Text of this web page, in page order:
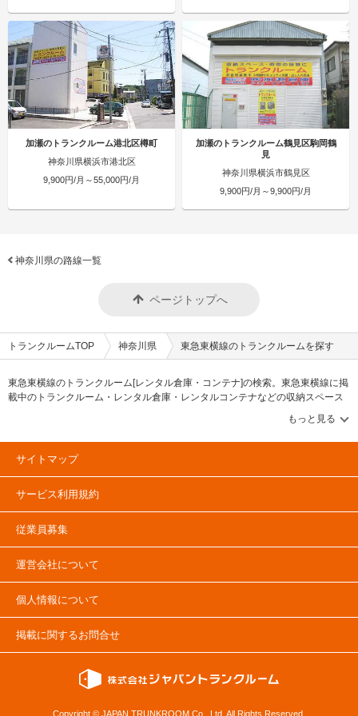
加瀬のトランクルーム港北区樽町
神奈川県横浜市港北区
9,900円/月～55,000円/月
加瀬のトランクルーム鶴見区駒岡鶴
見
神奈川県横浜市鶴見区
9,900円/月～9,900円/月
神奈川県の路線一覧
ページトップへ
トランクルームTOP 神奈川県 東急東横線のトランクルームを探す
東急東横線のトランクルーム[レンタル倉庫・コンテナ]の検索。東急東横線に掲
載中のトランクルーム・レンタル倉庫・レンタルコンテナなどの収納スペース
を、借りたい地域から探して、広さ・料金[賃料]・セキュリティ・空調完備・24
時間出し入れ可能などの希望条件で絞込み！豊富な物件数から様々な方法でご
希望の収納スペースを簡単に探せるトランクルーム情報サイトです。東急東横
線で気になるトランクルームを見つけたら、メールか電話でお問合せが可能で
サイトマップ
サービス利用規約
従業員募集
運営会社について
個人情報について
掲載に関するお問合せ
Copyright © JAPAN TRUNKROOM Co., Ltd. All Rights Reserved.